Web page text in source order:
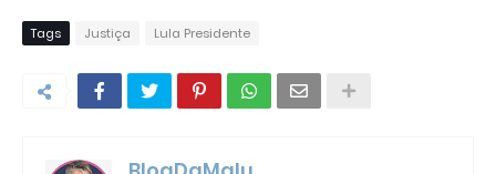
Tags Justiça Lula Presidente